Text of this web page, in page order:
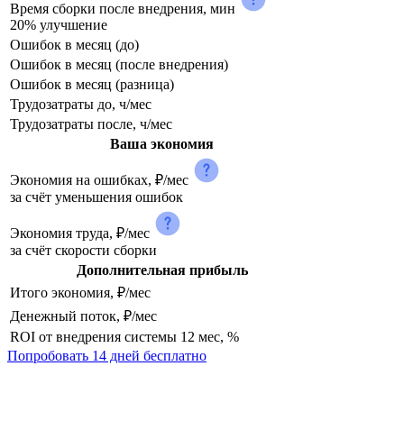
Время сборки после внедрения, мин
20% улучшение
Ошибок в месяц (до)
Ошибок в месяц (после внедрения)
Ошибок в месяц (разница)
Трудозатраты до, ч/мес
Трудозатраты после, ч/мес
Ваша экономия
Экономия на ошибках, ₽/мес
за счёт уменьшения ошибок
Экономия труда, ₽/мес
за счёт скорости сборки
Дополнительная прибыль
Итого экономия, ₽/мес
Денежный поток, ₽/мес
ROI от внедрения системы 12 мес, %
Попробовать 14 дней бесплатно